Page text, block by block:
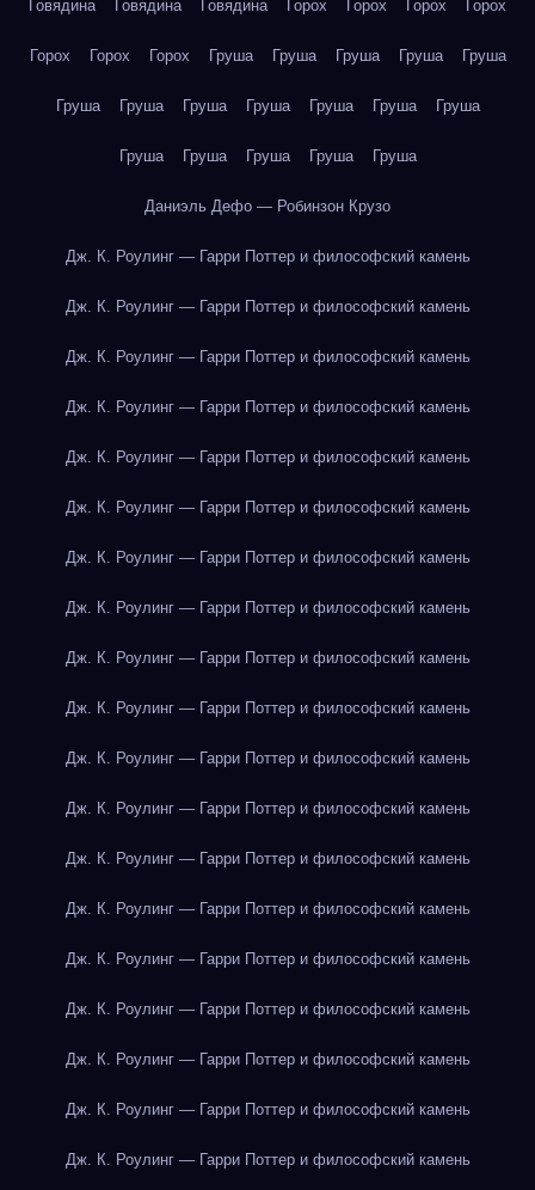
Говядина Говядина Говядина Горох Горох Горох Горох
Горох Горох Горох Груша Груша Груша Груша Груша
Груша Груша Груша Груша Груша Груша Груша
Груша Груша Груша Груша Груша
Даниэль Дефо — Робинзон Крузо
Дж. К. Роулинг — Гарри Поттер и философский камень
Дж. К. Роулинг — Гарри Поттер и философский камень
Дж. К. Роулинг — Гарри Поттер и философский камень
Дж. К. Роулинг — Гарри Поттер и философский камень
Дж. К. Роулинг — Гарри Поттер и философский камень
Дж. К. Роулинг — Гарри Поттер и философский камень
Дж. К. Роулинг — Гарри Поттер и философский камень
Дж. К. Роулинг — Гарри Поттер и философский камень
Дж. К. Роулинг — Гарри Поттер и философский камень
Дж. К. Роулинг — Гарри Поттер и философский камень
Дж. К. Роулинг — Гарри Поттер и философский камень
Дж. К. Роулинг — Гарри Поттер и философский камень
Дж. К. Роулинг — Гарри Поттер и философский камень
Дж. К. Роулинг — Гарри Поттер и философский камень
Дж. К. Роулинг — Гарри Поттер и философский камень
Дж. К. Роулинг — Гарри Поттер и философский камень
Дж. К. Роулинг — Гарри Поттер и философский камень
Дж. К. Роулинг — Гарри Поттер и философский камень
Дж. К. Роулинг — Гарри Поттер и философский камень